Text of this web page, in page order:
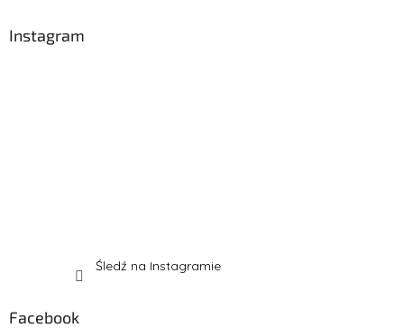
Instagram
Śledź na Instagramie
Facebook